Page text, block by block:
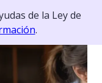
de la Ley de
.